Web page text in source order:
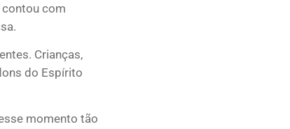
contou com
Crianças,
do Espírito
momento tão